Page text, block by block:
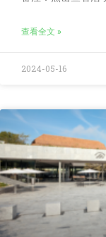
查看全文 »
2024-05-16